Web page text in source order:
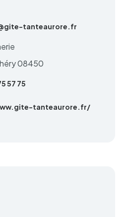
tanteaurore.fr
08450
57 75
tanteaurore.fr/